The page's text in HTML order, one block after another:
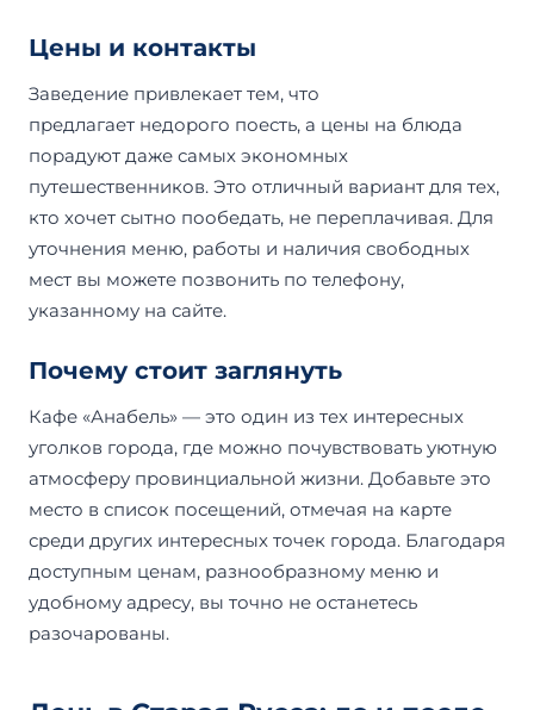
Цены и контакты
Заведение привлекает тем, что
предлагает недорого поесть, а цены на блюда
порадуют даже самых экономных
путешественников. Это отличный вариант для тех,
кто хочет сытно пообедать, не переплачивая. Для
уточнения меню, работы и наличия свободных
мест вы можете позвонить по телефону,
указанному на сайте.
Почему стоит заглянуть
Кафе «Анабель» — это один из тех интересных
уголков города, где можно почувствовать уютную
атмосферу провинциальной жизни. Добавьте это
место в список посещений, отмечая на карте
среди других интересных точек города. Благодаря
доступным ценам, разнообразному меню и
удобному адресу, вы точно не останетесь
разочарованы.